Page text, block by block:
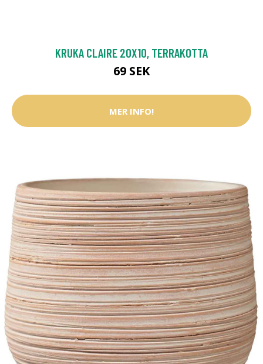
KRUKA CLAIRE 20X10, TERRAKOTTA
69 SEK
MER INFO!